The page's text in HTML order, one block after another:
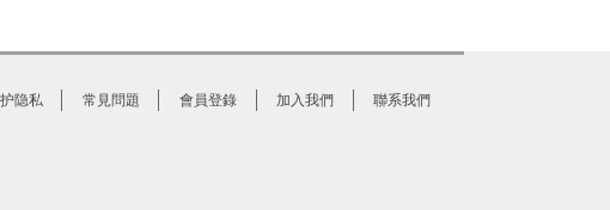
隐私 常見問題 會員登錄 加入我們 聯系我們